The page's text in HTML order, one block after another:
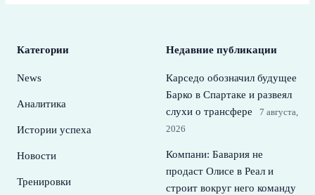
Категории
News
Аналитика
Истории успеха
Новости
Тренировки
Недавние публикации
Карседо обозначил будущее
Барко в Спартаке и развеял
слухи о трансфере
7 августа,
2026
Компани: Бавария не
продаст Олисе в Реал и
строит вокруг него команду